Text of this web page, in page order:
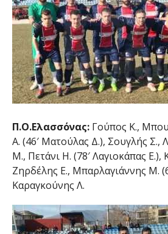
Π.Ο.Ελασσόνας: Γούπος Κ.,
Α. (46′ Ματούλας Δ.), Σουγλής Σ.,
Μ., Πετάνι Η. (78′ Λαγιοκάπας Ε.),
Ζηρδέλης Ε., Μπαρλαγιάννης Μ.
Καραγκούνης Λ.